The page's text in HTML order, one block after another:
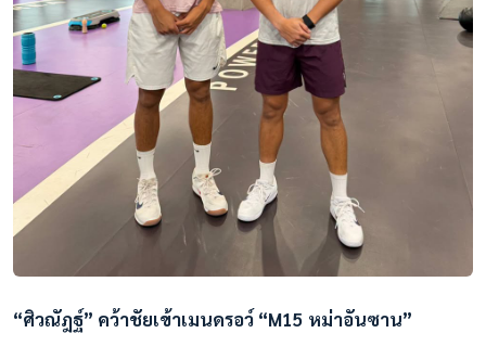
“ศิวณัฎฐ์” คว้าชัยเข้าเมนดรอว์ “M15 หม่าอันซาน”